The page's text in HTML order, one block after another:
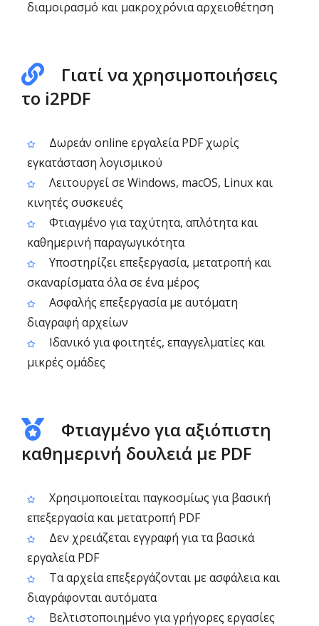
διαμοιρασμό και μακροχρόνια αρχειοθέτηση
Γιατί να χρησιμοποιήσεις
το i2PDF
Δωρεάν online εργαλεία PDF χωρίς
εγκατάσταση λογισμικού
Λειτουργεί σε Windows, macOS, Linux και
κινητές συσκευές
Φτιαγμένο για ταχύτητα, απλότητα και
καθημερινή παραγωγικότητα
Υποστηρίζει επεξεργασία, μετατροπή και
σκαναρίσματα όλα σε ένα μέρος
Ασφαλής επεξεργασία με αυτόματη
διαγραφή αρχείων
Ιδανικό για φοιτητές, επαγγελματίες και
μικρές ομάδες
Φτιαγμένο για αξιόπιστη
καθημερινή δουλειά με PDF
Χρησιμοποιείται παγκοσμίως για βασική
επεξεργασία και μετατροπή PDF
Δεν χρειάζεται εγγραφή για τα βασικά
εργαλεία PDF
Τα αρχεία επεξεργάζονται με ασφάλεια και
διαγράφονται αυτόματα
Βελτιστοποιημένο για γρήγορες εργασίες